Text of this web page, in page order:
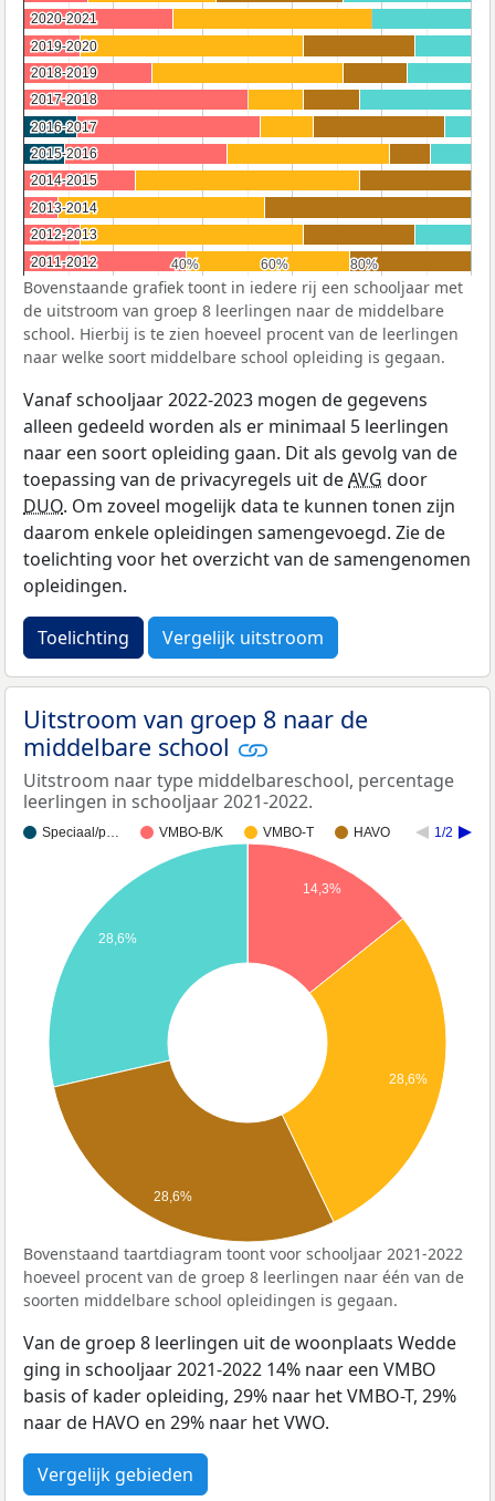
40%
40% 60%
60% 80%
80%
2020-2021
2020-2021
2019-2020
2019-2020
2018-2019
2018-2019
2017-2018
2017-2018
2016-2017
2016-2017
2015-2016
2015-2016
2014-2015
2014-2015
2013-2014
2013-2014
2012-2013
2012-2013
2011-2012
2011-2012
Bovenstaande grafiek toont in iedere rij een schooljaar met
de uitstroom van groep 8 leerlingen naar de middelbare
school. Hierbij is te zien hoeveel procent van de leerlingen
naar welke soort middelbare school opleiding is gegaan.
Vanaf schooljaar 2022-2023 mogen de gegevens
alleen gedeeld worden als er minimaal 5 leerlingen
naar een soort opleiding gaan. Dit als gevolg van de
toepassing van de privacyregels uit deAVG door
DUO. Om zoveel mogelijk data te kunnen tonen zijn
daarom enkele opleidingen samengevoegd. Zie de
toelichting voor het overzicht van de samengenomen
opleidingen.
Toelichting Vergelijk uitstroom
Uitstroom van groep 8 naar de
middelbare school
Uitstroom naar type middelbareschool, percentage
leerlingen in schooljaar 2021-2022.
Speciaal/p… VMBO-B/K VMBO-T HAVO 1/2
14,3%
28,6%
28,6%
28,6%
Bovenstaand taartdiagram toont voor schooljaar 2021-2022
hoeveel procent van de groep 8 leerlingen naar één van de
soorten middelbare school opleidingen is gegaan.
Van de groep 8 leerlingen uit de woonplaats Wedde
ging in schooljaar 2021-2022 14% naar een VMBO
basis of kader opleiding, 29% naar het VMBO-T, 29%
naar de HAVO en 29% naar het VWO.
Vergelijk gebieden